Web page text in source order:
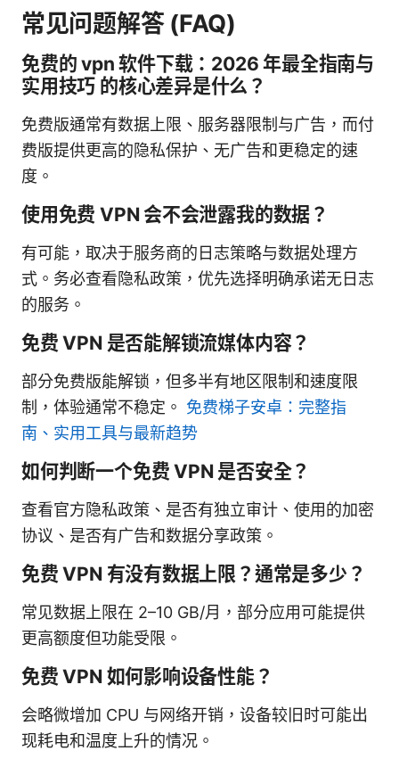
常见问题解答 (FAQ)
免费的 vpn 软件下载：2026 年最全指南与
实用技巧 的核心差异是什么？
免费版通常有数据上限、服务器限制与广告，而付
费版提供更高的隐私保护、无广告和更稳定的速
度。
使用免费 VPN 会不会泄露我的数据？
有可能，取决于服务商的日志策略与数据处理方
式。务必查看隐私政策，优先选择明确承诺无日志
的服务。
免费 VPN 是否能解锁流媒体内容？
部分免费版能解锁，但多半有地区限制和速度限
制，体验通常不稳定。 免费梯子安卓：完整指
南、实用工具与最新趋势
如何判断一个免费 VPN 是否安全？
查看官方隐私政策、是否有独立审计、使用的加密
协议、是否有广告和数据分享政策。
免费 VPN 有没有数据上限？通常是多少？
常见数据上限在 2–10 GB/月，部分应用可能提供
更高额度但功能受限。
免费 VPN 如何影响设备性能？
会略微增加 CPU 与网络开销，设备较旧时可能出
现耗电和温度上升的情况。